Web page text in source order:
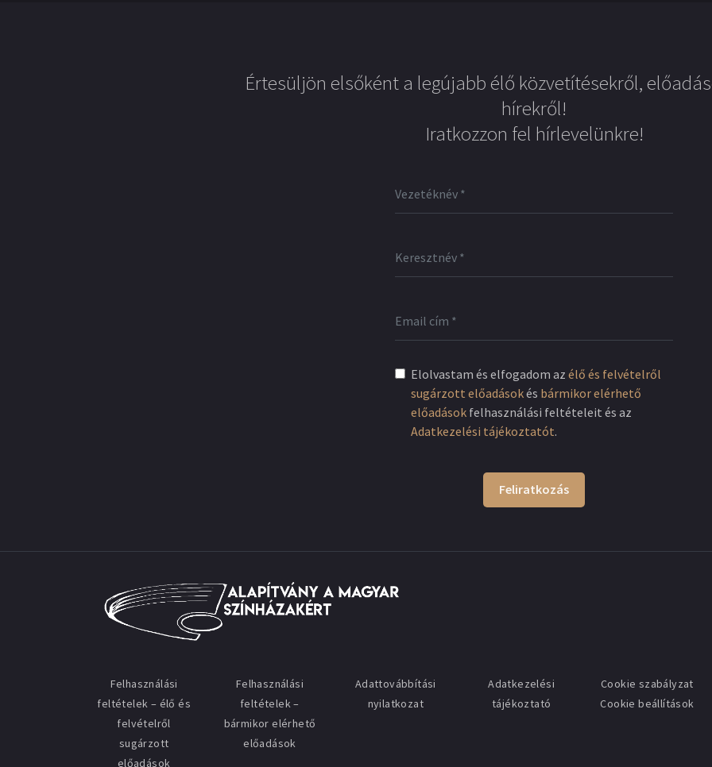
Értesüljön elsőként a legújabb élő közvetítésekről,
hírekről!
Iratkozzon fel hírlevelünkre!
Elolvastam és elfogadom az élő és felvételről
sugárzott előadásokés bármikor elérhető
előadások felhasználási feltételeit és az
Adatkezelési tájékoztatót.
Feliratkozás
Felhasználási
feltételek – élő és
felvételről
sugárzott
előadások
Felhasználási
feltételek –
bármikor elérhető
előadások
Adattovábbítási
nyilatkozat
Adatkezelési
tájékoztató
Cookie szabályzat
Cookie beállítások